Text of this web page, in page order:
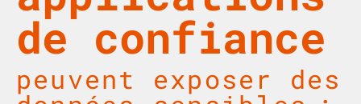
de confiance
peuvent exposer des